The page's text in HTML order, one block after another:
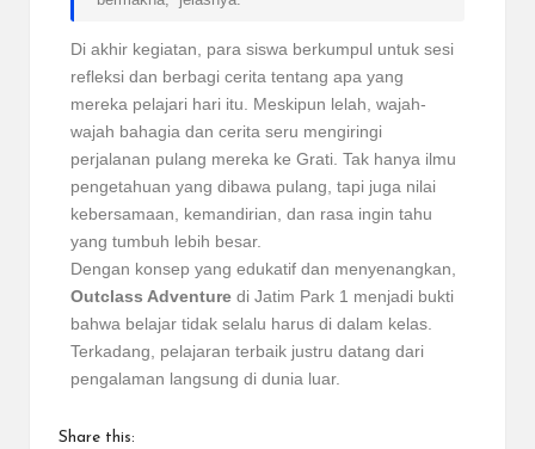
Di akhir kegiatan, para siswa berkumpul untuk sesi
refleksi dan berbagi cerita tentang apa yang
mereka pelajari hari itu. Meskipun lelah, wajah-
wajah bahagia dan cerita seru mengiringi
perjalanan pulang mereka ke Grati. Tak hanya ilmu
pengetahuan yang dibawa pulang, tapi juga nilai
kebersamaan, kemandirian, dan rasa ingin tahu
yang tumbuh lebih besar.
Dengan konsep yang edukatif dan menyenangkan,
Outclass Adventure di Jatim Park 1 menjadi bukti
bahwa belajar tidak selalu harus di dalam kelas.
Terkadang, pelajaran terbaik justru datang dari
pengalaman langsung di dunia luar.
Share this: